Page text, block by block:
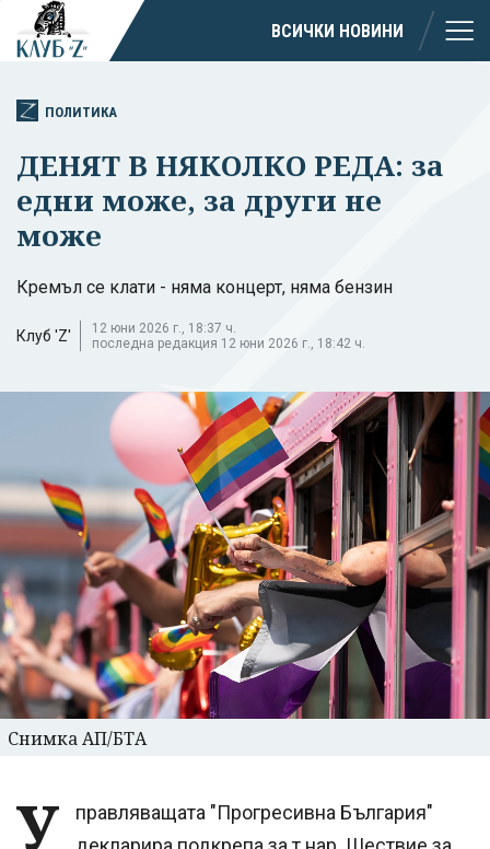
ВСИЧКИ НОВИНИ
ПОЛИТИКА
ДЕНЯТ В НЯКОЛКО РЕДА: за
едни може, за други не
може
Кремъл се клати - няма концерт, няма бензин
Клуб 'Z'
12 юни 2026 г., 18:37 ч.
последна редакция 12 юни 2026 г., 18:42 ч.
Снимка АП/БТА
У
правляващата "Прогресивна България"